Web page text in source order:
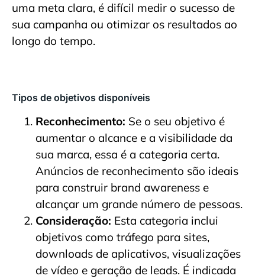
uma meta clara, é difícil medir o sucesso de
sua campanha ou otimizar os resultados ao
longo do tempo.
Tipos de objetivos disponíveis
Reconhecimento: Se o seu objetivo é
aumentar o alcance e a visibilidade da
sua marca, essa é a categoria certa.
Anúncios de reconhecimento são ideais
para construir brand awareness e
alcançar um grande número de pessoas.
Consideração: Esta categoria inclui
objetivos como tráfego para sites,
downloads de aplicativos, visualizações
de vídeo e geração de leads. É indicada